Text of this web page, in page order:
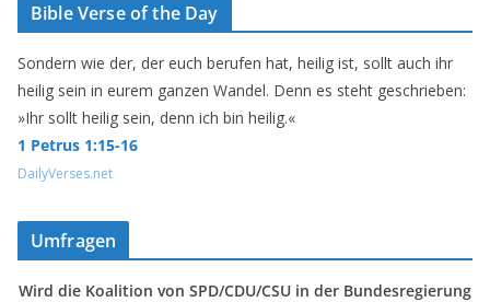
Bible Verse of the Day
Sondern wie der, der euch berufen hat, heilig ist, sollt auch ihr
heilig sein in eurem ganzen Wandel. Denn es steht geschrieben:
»Ihr sollt heilig sein, denn ich bin heilig.«
1 Petrus 1:15-16
DailyVerses.net
Umfragen
Wird die Koalition von SPD/CDU/CSU in der Bundesregierung